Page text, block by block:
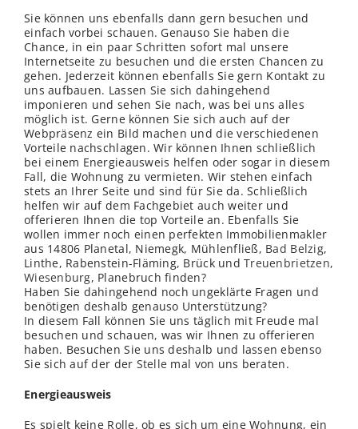
Sie können uns ebenfalls dann gern besuchen und
einfach vorbei schauen. Genauso Sie haben die
Chance, in ein paar Schritten sofort mal unsere
Internetseite zu besuchen und die ersten Chancen zu
gehen. Jederzeit können ebenfalls Sie gern Kontakt zu
uns aufbauen. Lassen Sie sich dahingehend
imponieren und sehen Sie nach, was bei uns alles
möglich ist. Gerne können Sie sich auch auf der
Webpräsenz ein Bild machen und die verschiedenen
Vorteile nachschlagen. Wir können Ihnen schließlich
bei einem Energieausweis helfen oder sogar in diesem
Fall, die Wohnung zu vermieten. Wir stehen einfach
stets an Ihrer Seite und sind für Sie da. Schließlich
helfen wir auf dem Fachgebiet auch weiter und
offerieren Ihnen die top Vorteile an. Ebenfalls Sie
wollen immer noch einen perfekten Immobilienmakler
aus 14806 Planetal, Niemegk, Mühlenfließ, Bad Belzig,
Linthe, Rabenstein-Fläming, Brück undTreuenbrietzen,
Wiesenburg, Planebruch finden?
Haben Sie dahingehend noch ungeklärte Fragen und
benötigen deshalb genauso Unterstützung?
In diesem Fall können Sie uns täglich mit Freude mal
besuchen und schauen, was wir Ihnen zu offerieren
haben. Besuchen Sie uns deshalb und lassen ebenso
Sie sich auf der der Stelle mal von uns beraten.
Energieausweis
Es spielt keine Rolle, ob es sich um eine Wohnung, ein